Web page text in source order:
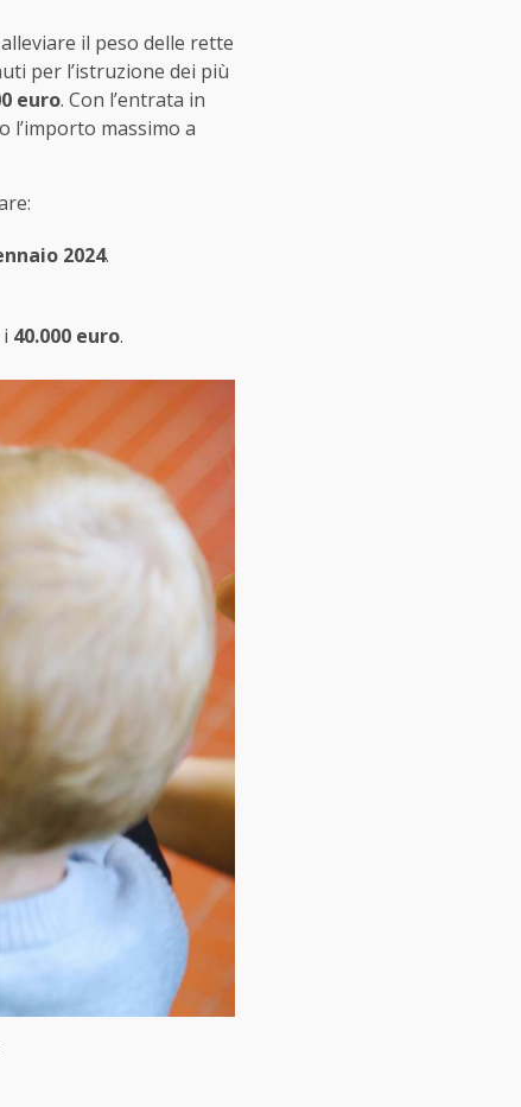
il peso delle rette
per l’istruzione dei più
euro. Con l’entrata in
l’importo massimo a
2024.
40.000 euro.